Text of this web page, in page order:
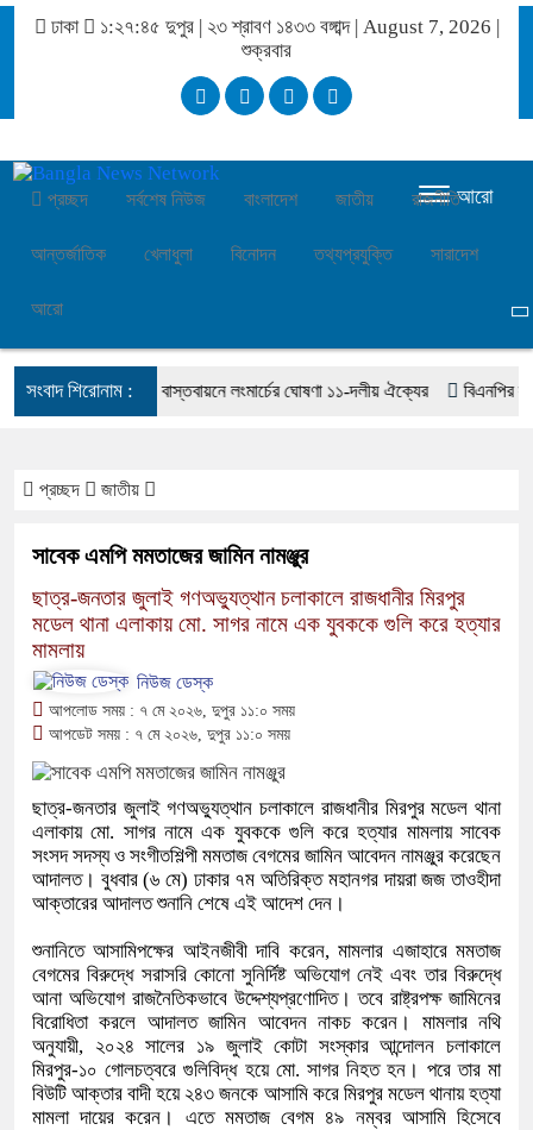
ঢাকা ১:২৭:৪৬ দুপুর| ২৩ শ্রাবণ ১৪৩৩ বঙ্গাব্দ | August 7, 2026 |
শুক্রবার
প্রচ্ছদ সর্বশেষ নিউজ বাংলাদেশ জাতীয় রাজনীতি
আন্তর্জাতিক খেলাধুলা বিনোদন তথ্যপ্রযুক্তি সারাদেশ
আরো
আরো
সংবাদ শিরোনাম :
ও গণভোটের রায় বাস্তবায়নে লংমার্চের ঘোষণা ১১-দলীয় ঐক্যের বিএনপির সভায়
প্রচ্ছদ জাতীয়
সাবেক এমপি মমতাজের জামিন নামঞ্জুর
ছাত্র-জনতার জুলাই গণঅভ্যুত্থান চলাকালে রাজধানীর মিরপুর
মডেল থানা এলাকায় মো. সাগর নামে এক যুবককে গুলি করে হত্যার
মামলায়
নিউজ ডেস্ক
আপলোড সময় : ৭ মে ২০২৬, দুপুর ১১:০ সময়
আপডেট সময় : ৭ মে ২০২৬, দুপুর ১১:০ সময়
ছাত্র-জনতার জুলাই গণঅভ্যুত্থান চলাকালে রাজধানীর মিরপুর মডেল থানা
এলাকায় মো. সাগর নামে এক যুবককে গুলি করে হত্যার মামলায় সাবেক
সংসদ সদস্য ও সংগীতশিল্পী মমতাজ বেগমের জামিন আবেদন নামঞ্জুর করেছেন
আদালত। বুধবার (৬ মে) ঢাকার ৭ম অতিরিক্ত মহানগর দায়রা জজ তাওহীদা
আক্তারের আদালত শুনানি শেষে এই আদেশ দেন।
শুনানিতে আসামিপক্ষের আইনজীবী দাবি করেন, মামলার এজাহারে মমতাজ
বেগমের বিরুদ্ধে সরাসরি কোনো সুনির্দিষ্ট অভিযোগ নেই এবং তার বিরুদ্ধে
আনা অভিযোগ রাজনৈতিকভাবে উদ্দেশ্যপ্রণোদিত। তবে রাষ্ট্রপক্ষ জামিনের
বিরোধিতা করলে আদালত জামিন আবেদন নাকচ করেন। মামলার নথি
অনুযায়ী, ২০২৪ সালের ১৯ জুলাই কোটা সংস্কার আন্দোলন চলাকালে
মিরপুর-১০ গোলচত্বরে গুলিবিদ্ধ হয়ে মো. সাগর নিহত হন। পরে তার মা
বিউটি আক্তার বাদী হয়ে ২৪৩ জনকে আসামি করে মিরপুর মডেল থানায় হত্যা
মামলা দায়ের করেন। এতে মমতাজ বেগম ৪৯ নম্বর আসামি হিসেবে